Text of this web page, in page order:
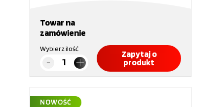
Towar na
zamówienie
Wybierz ilość
Zapytaj o
produkt
NOWOŚĆ